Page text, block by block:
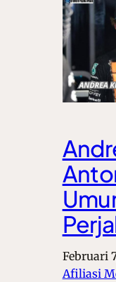
Februari
Afiliasi